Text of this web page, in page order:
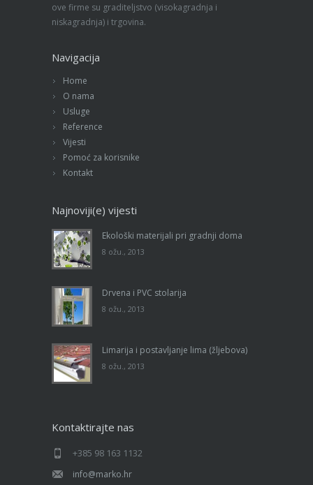
ove firme su graditeljstvo (visokagradnja i
niskagradnja) i trgovina.
Navigacija
Home
O nama
Usluge
Reference
Vijesti
Pomoć za korisnike
Kontakt
Najnoviji(e) vijesti
Ekološki materijali pri gradnji doma
8 ožu., 2013
Drvena i PVC stolarija
8 ožu., 2013
Limarija i postavljanje lima (žljebova)
8 ožu., 2013
Kontaktirajte nas
+385 98 163 1132
info@marko.hr